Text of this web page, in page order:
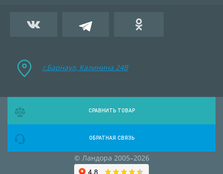
г.Барнаул, Калинина 24B
© Ландора 2005–2026
СРАВНИТЬ ТОВАР
ОБРАТНАЯ СВЯЗЬ